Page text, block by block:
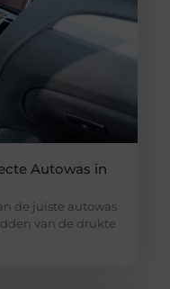
Autowas in
de juiste autowas
van de drukte